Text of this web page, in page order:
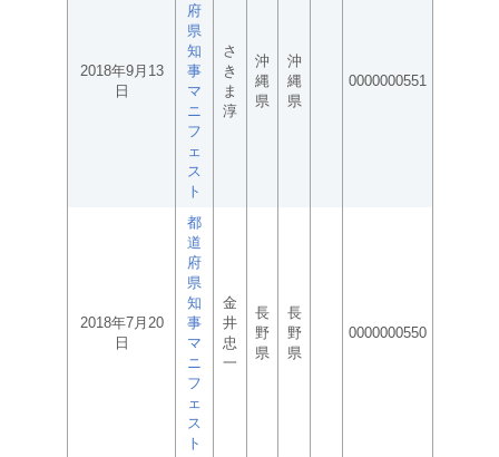
2018年9月13
日
府
県
知
事
マ
ニ
フ
ェ
ス
ト
さ
き
ま
淳
沖
縄
県
沖
縄
県
0000000551
2018年7月20
日
都
道
府
県
知
事
マ
ニ
フ
ェ
ス
ト
金
井
忠
一
長
野
県
長
野
県
0000000550